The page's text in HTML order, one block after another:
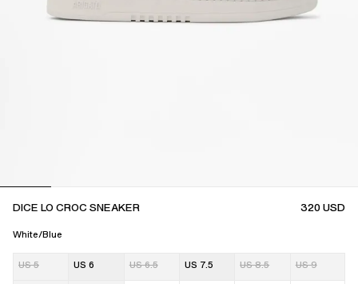
DICE LO CROC SNEAKER 320USD
White/Blue
US 5 US 6 US 6.5 US 7.5 US 8.5 US 9